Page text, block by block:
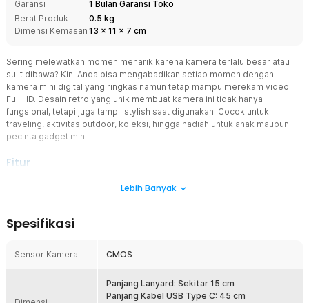
Garansi
1 Bulan Garansi Toko
Berat Produk
0.5 kg
Dimensi Kemasan 13 x 11 x 7 cm
Sering melewatkan momen menarik karena kamera terlalu besar atau
sulit dibawa? Kini Anda bisa mengabadikan setiap momen dengan
kamera mini digital yang ringkas namun tetap mampu merekam video
Full HD. Desain retro yang unik membuat kamera ini tidak hanya
fungsional, tetapi juga tampil stylish saat digunakan. Cocok untuk
traveling, aktivitas outdoor, koleksi, hingga hadiah untuk anak maupun
pecinta gadget mini.
Fitur
Layar 1.44 Inch yang Jernih
transfer ke laptop atau HP. Ukurannya pas untuk preview cepat,
Desain Retro Ultra Compact
sekecil gantungan kunci, mudah dibawa ke mana saja, cocok untuk
anak-anak, traveler, atau kolektor gadget mini.
Lebih Banyak
Spesifikasi
Sensor Kamera CMOS
Panjang Lanyard: Sekitar 15 cm
Panjang Kabel USB Type C: 45 cm